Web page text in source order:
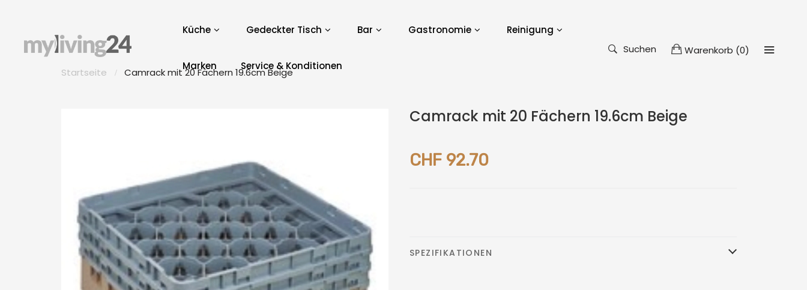
Küche Gedeckter Tisch Bar Gastronomie Reinigung
Marken Service & Konditionen
Suchen Warenkorb (0)
Startseite
Camrack mit 20 Fächern 19.6cm Beige
Camrack mit 20 Fächern 19.6cm Beige
CHF 92.70
SPEZIFIKATIONEN